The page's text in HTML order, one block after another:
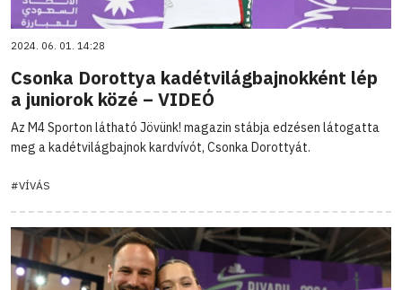
2024. 06. 01. 14:28
Csonka Dorottya kadétvilágbajnokként lép
a juniorok közé – VIDEÓ
Az M4 Sporton látható Jövünk! magazin stábja edzésen látogatta
meg a kadétvilágbajnok kardvívót, Csonka Dorottyát.
#VÍVÁS